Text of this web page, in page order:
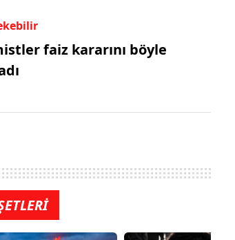
faiz kararını böyle